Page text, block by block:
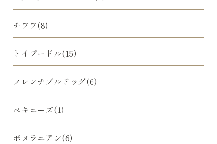
チワワ(8)
トイプードル(15)
フレンチブルドッグ(6)
ペキニーズ(1)
ポメラニアン(6)